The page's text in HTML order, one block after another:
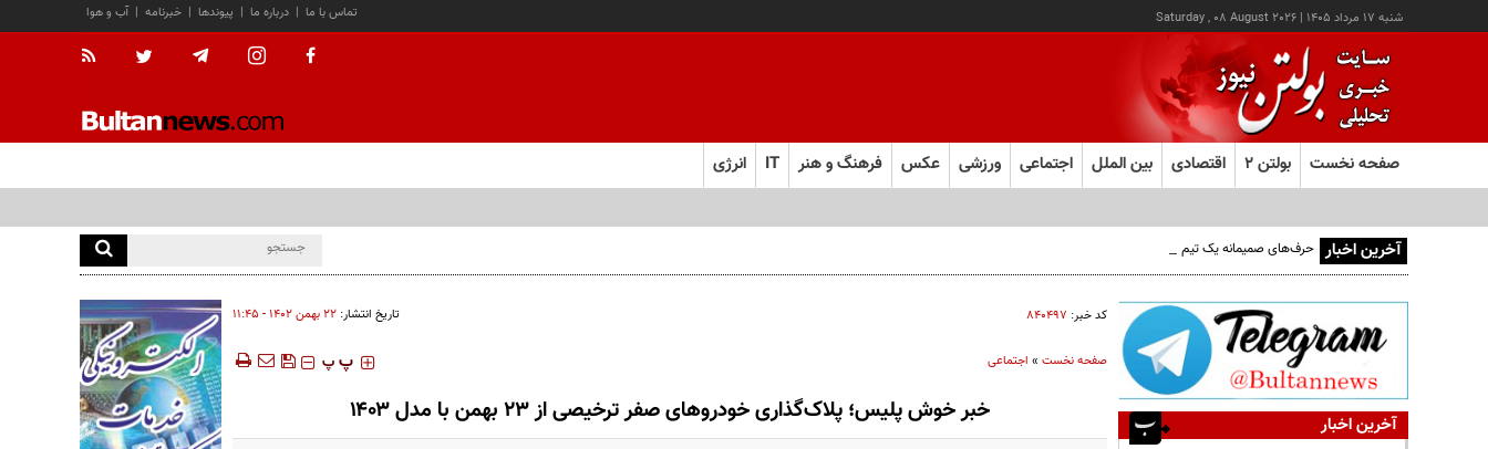
شنبه ۱۷ مرداد ۱۴۰۵ |
Saturday , 08 August 2026 آب و هوا | خبرنامه | پیوندها | درباره ما | تماس با ما
صفحه نخست بولتن ۲ اقتصادی بین الملل اجتماعی ورزشی عکس فرهنگ و هنر IT انرژی
آخرین اخبار حرف‌های صمیمانه یک تیم رسانه‌ای در روز خبرنگار؛ از سختی‌های کار، ندیده‌شدن زحمات و ماندن پای مردم
کد خبر: ۸۴۰۴۹۷ تاریخ انتشار: ۲۲ بهمن ۱۴۰۲ - ۱۱:۴۵
صفحه نخست» اجتماعی ‍‍‍ پ پ
خبر خوش پلیس؛ پلاک‌گذاری خودروهای صفر ترخیصی از ۲۳ بهمن با مدل ۱۴۰۳ آخرین اخبار